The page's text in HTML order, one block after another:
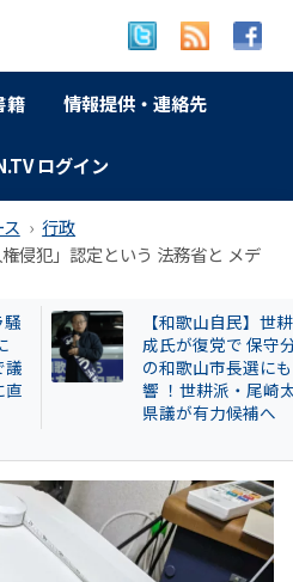
籍 情報提供・連絡先
ログイン
行政
侵犯」認定という 法務省と メデ
弘
影
郎
特別企画 解放同盟
政等が 過去に公開
部落・同和地区リ